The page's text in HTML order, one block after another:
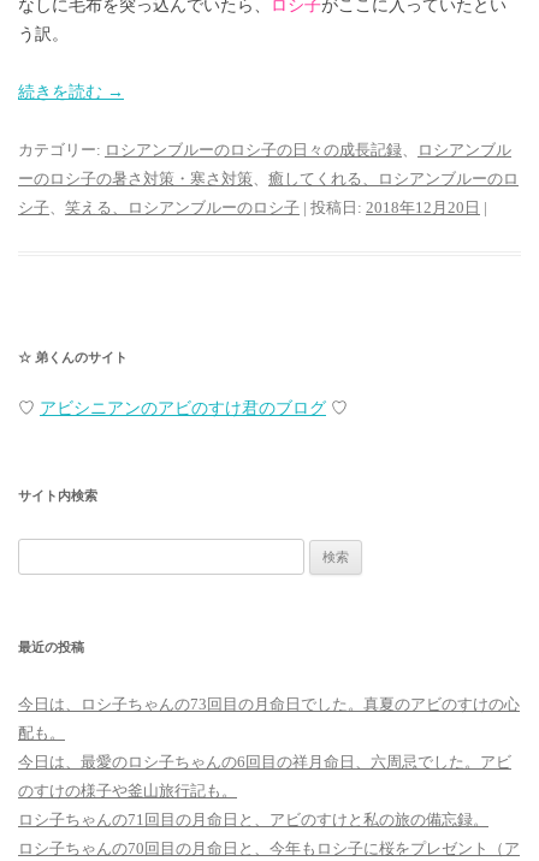
なしに毛布を突っ込んでいたら、
ロシ子がここに入っていたとい
う訳。
続きを読む →
カテゴリー: ロシアンブルーのロシ子の日々の成長記録
ロシアンブル
ーのロシ子の暑さ対策・寒さ対策
癒してくれる、ロシアンブルーのロ
シ子
笑える、ロシアンブルーのロシ子 | 投稿日: 2018年12月20日 |
☆ 弟くんのサイト
♡ アビシニアンのアビのすけ君のブログ ♡
サイト内検索
索:
最近の投稿
今日は、ロシ子ちゃんの73回目の月命日でした。真夏のアビのすけの心
配も。
今日は、最愛のロシ子ちゃんの6回目の祥月命日、六周忌でした。アビ
のすけの様子や釜山旅行記も。
ロシ子ちゃんの71回目の月命日と、アビのすけと私の旅の備忘録。
ロシ子ちゃんの70回目の月命日と、今年もロシ子に桜をプレゼント（ア